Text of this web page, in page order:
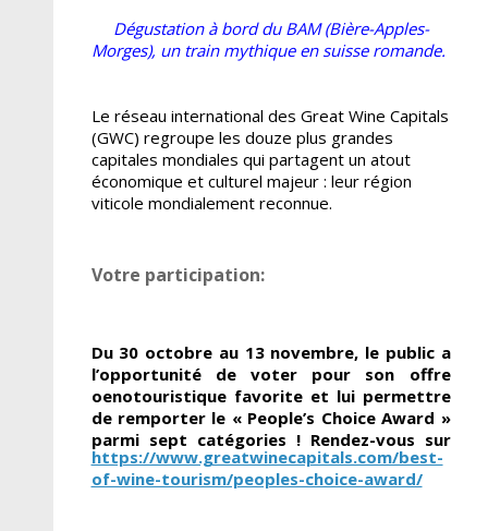
Dégustation à bord du BAM (Bière-Apples-
Morges), un train mythique en suisse romande.
Le réseau international des Great Wine Capitals
(GWC) regroupe les douze plus grandes
capitales mondiales qui partagent un atout
économique et culturel majeur : leur région
viticole mondialement reconnue.
Votre participation:
Du 30 octobre au 13 novembre, le public a
l’opportunité de voter pour son offre
oenotouristique favorite et lui permettre
de remporter le « People’s Choice Award »
parmi sept catégories ! Rendez-vous sur
https://www.greatwinecapitals.com/best-
of-wine-tourism/peoples-choice-award/